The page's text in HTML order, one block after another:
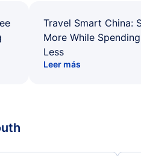
Travel Smart China:
More While Spending
Less
Leer más